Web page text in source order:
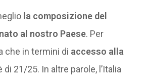
la composizione del
al nostro Paese. Per
che in termini di accesso alla
21/25. In altre parole, l’Italia